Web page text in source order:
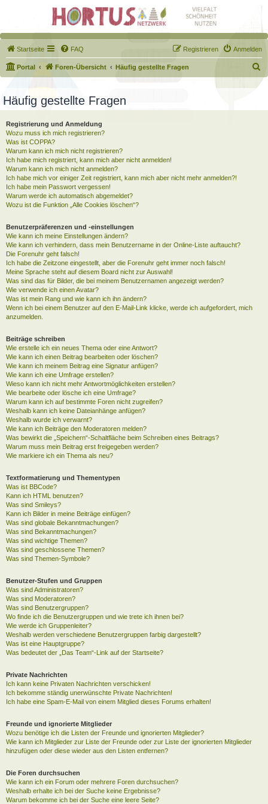
Startseite FAQ Anmelden
Registrieren
Portal Foren-Übersicht Häufig gestellte Fragen
u
h
Häufig gestellte Fragen
Registrierung und Anmeldung
Wozu muss ich mich registrieren?
Was ist COPPA?
Warum kann ich mich nicht registrieren?
Ich habe mich registriert, kann mich aber nicht anmelden!
Warum kann ich mich nicht anmelden?
Ich habe mich vor einiger Zeit registriert, kann mich aber nicht mehr anmelden?!
Ich habe mein Passwort vergessen!
Warum werde ich automatisch abgemeldet?
Wozu ist die Funktion „Alle Cookies löschen“?
Benutzerpräferenzen und -einstellungen
Wie kann ich meine Einstellungen ändern?
Wie kann ich verhindern, dass mein Benutzername in der Online-Liste auftaucht?
Die Forenuhr geht falsch!
Ich habe die Zeitzone eingestellt, aber die Forenuhr geht immer noch falsch!
Meine Sprache steht auf diesem Board nicht zur Auswahl!
Was sind das für Bilder, die bei meinem Benutzernamen angezeigt werden?
Wie verwende ich einen Avatar?
Was ist mein Rang und wie kann ich ihn ändern?
Wenn ich bei einem Benutzer auf den E-Mail-Link klicke, werde ich aufgefordert, mich
anzumelden.
Beiträge schreiben
Wie erstelle ich ein neues Thema oder eine Antwort?
Wie kann ich einen Beitrag bearbeiten oder löschen?
Wie kann ich meinem Beitrag eine Signatur anfügen?
Wie kann ich eine Umfrage erstellen?
Wieso kann ich nicht mehr Antwortmöglichkeiten erstellen?
Wie bearbeite oder lösche ich eine Umfrage?
Warum kann ich auf bestimmte Foren nicht zugreifen?
Weshalb kann ich keine Dateianhänge anfügen?
Weshalb wurde ich verwarnt?
Wie kann ich Beiträge den Moderatoren melden?
Was bewirkt die „Speichern“-Schaltfläche beim Schreiben eines Beitrags?
Warum muss mein Beitrag erst freigegeben werden?
Wie markiere ich ein Thema als neu?
Textformatierung und Thementypen
Was ist BBCode?
Kann ich HTML benutzen?
Was sind Smileys?
Kann ich Bilder in meine Beiträge einfügen?
Was sind globale Bekanntmachungen?
Was sind Bekanntmachungen?
Was sind wichtige Themen?
Was sind geschlossene Themen?
Was sind Themen-Symbole?
Benutzer-Stufen und Gruppen
Was sind Administratoren?
Was sind Moderatoren?
Was sind Benutzergruppen?
Wo finde ich die Benutzergruppen und wie trete ich ihnen bei?
Wie werde ich Gruppenleiter?
Weshalb werden verschiedene Benutzergruppen farbig dargestellt?
Was ist eine Hauptgruppe?
Was bedeutet der „Das Team“-Link auf der Startseite?
Private Nachrichten
Ich kann keine Privaten Nachrichten verschicken!
Ich bekomme ständig unerwünschte Private Nachrichten!
Ich habe eine Spam-E-Mail von einem Mitglied dieses Forums erhalten!
Freunde und ignorierte Mitglieder
Wozu benötige ich die Listen der Freunde und ignorierten Mitglieder?
Wie kann ich Mitglieder zur Liste der Freunde oder zur Liste der ignorierten Mitglieder
hinzufügen oder diese wieder aus den Listen entfernen?
Die Foren durchsuchen
Wie kann ich ein Forum oder mehrere Foren durchsuchen?
Weshalb erhalte ich bei der Suche keine Ergebnisse?
Warum bekomme ich bei der Suche eine leere Seite?